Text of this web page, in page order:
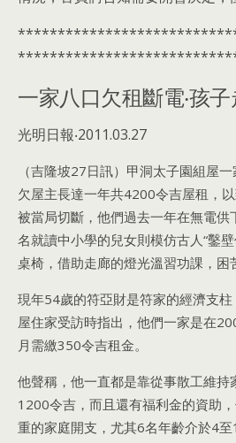
一家八口欠租斷電‧孩
光明日報‧2011.03.27
（吉隆坡27日訊）甲洞太子園組屋
欠屋主長達一年共4200令吉屋租，
被當局切斷，他們過去一年在無電供
名就讀中小學的兒女則模仿古人“鑿
桌椅，借助走廊的燈光溫習功課，困
現年54歲的符亞財是符家的經濟支
屋住家受訪時指出，他們一家是在
月需繳350令吉租金。
他聲稱，他一直都是靠從事散工維持
1200令吉，而且還有福利金的資助
重的家庭開支，尤其6名年齡介於4